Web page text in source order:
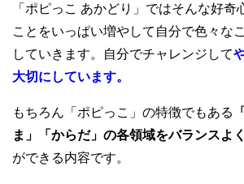
「ポピっこ あかどり」ではそんな好奇
ことをいっぱい増やして自分で色々な
していきます。自分でチャレンジして
大切にしています。
もちろん「ポピっこ」の特徴でもある
ま」「からだ」の各領域をバランスよ
ができる内容です。